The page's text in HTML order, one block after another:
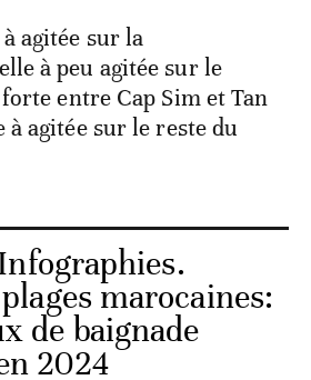
agitée sur la
à peu agitée sur le
entre Cap Sim et Tan
à agitée sur le reste du
marocaines:
de baignade
2024